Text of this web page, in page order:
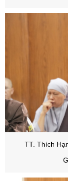
TT. Thích